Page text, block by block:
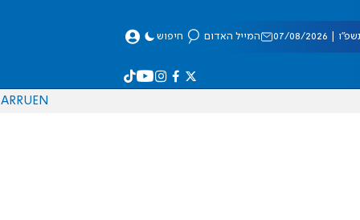
08/2026 המייל האדום חיפוש
EN
RU
AR